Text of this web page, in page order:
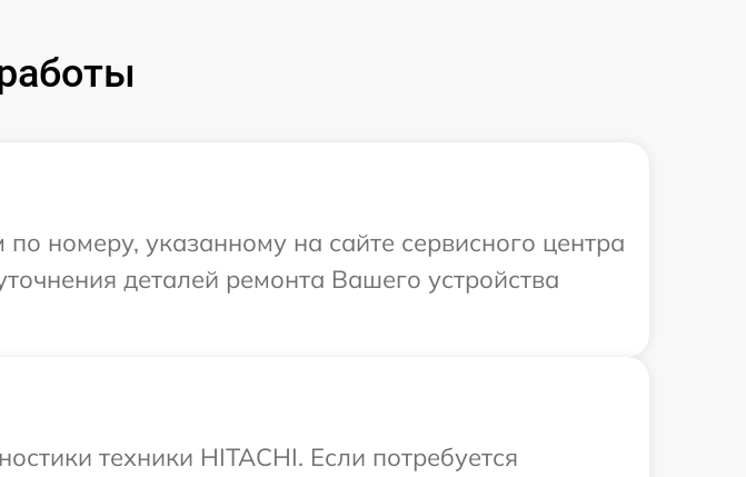
номеру, указанному на сайте сервисного центра
деталей ремонта Вашего устройства
техники HITACHI. Если потребуется